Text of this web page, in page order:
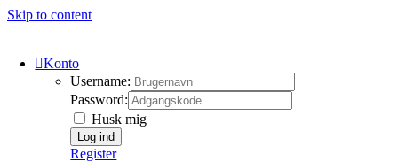
Skip to content
Konto
Username:
Password:
Husk mig
Register